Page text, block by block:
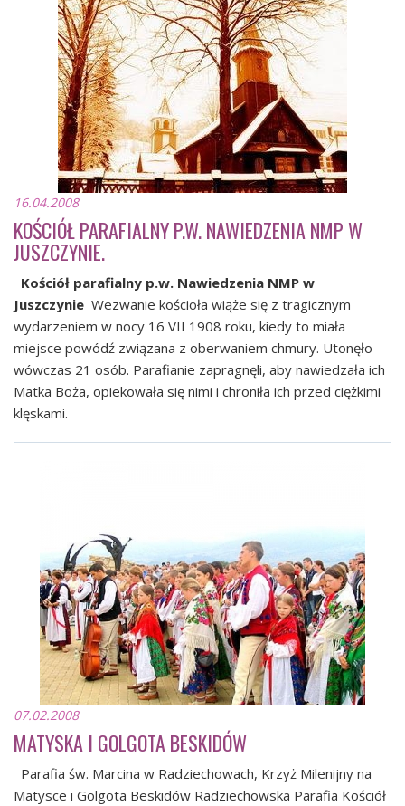
16.04.2008
KOŚCIÓŁ PARAFIALNY P.W. NAWIEDZENIA NMP W
JUSZCZYNIE.
Kościół parafialny p.w. Nawiedzenia NMP w
Juszczynie Wezwanie kościoła wiąże się z tragicznym
wydarzeniem w nocy 16 VII 1908 roku, kiedy to miała
miejsce powódź związana z oberwaniem chmury. Utonęło
wówczas 21 osób. Parafianie zapragnęli, aby nawiedzała ich
Matka Boża, opiekowała się nimi i chroniła ich przed ciężkimi
klęskami.
07.02.2008
MATYSKA I GOLGOTA BESKIDÓW
Parafia św. Marcina w Radziechowach, Krzyż Milenijny na
Matysce i Golgota Beskidów Radziechowska Parafia Kościół